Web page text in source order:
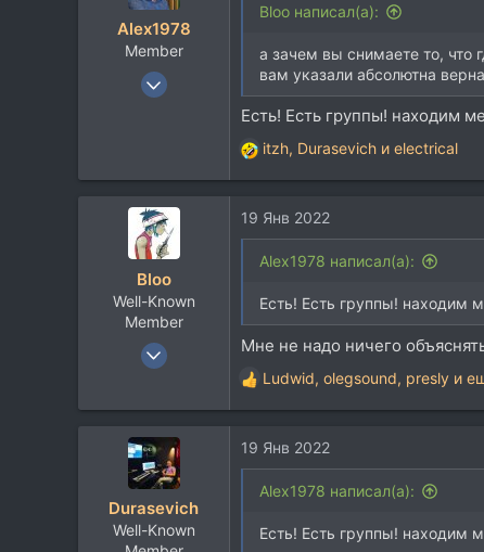
Alex1978
Member
6 Мар 2014
Bloo написал(а):
а зачем вы снимаете то,
вам указали абсолютна
Есть! Есть группы! находим
Р
е
к
ц
itzh, Durasevich и electrical
Bloo
Well-Known
Member
27 Авг 2007
93
19 Янв 2022
Alex1978 написал(а):
Есть! Есть группы! находим
Мне не надо ничего
Р
е
к
ц
Ludwid, olegsound, presly и
Durasevich
Well-Known
19 Янв 2022
Alex1978 написал(а):
Есть! Есть группы! находим